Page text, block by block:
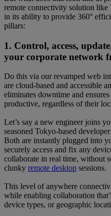
remote connectivity solution like
in its ability to provide 360°
pillars:
1. Control, access,
your corporate network
Do this via our revamped web
are cloud-based and accessible
eliminates downtime and
productive, regardless of their
Let’s say a new engineer joins
seasoned Tokyo-based
Both are instantly plugged into
securely access and fix any
collaborate in real time, without
clunky remote desktop sessions.
This level of anywhere
while enabling collaboration
device types, or geographic